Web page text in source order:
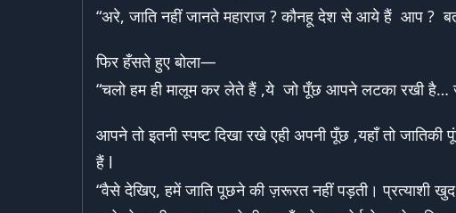
“अरे, जाति नहीं जानते महाराज ? कौनहू देश से आये हैं आप ?
फिर हँसते हुए बोला—
“चलो हम ही मालूम कर लेते हैं ,ये जो पूँछ आपने लटका रखी है…
आपने तो इतनी स्पष्ट दिखा रखे एही अपनी पूँछ ,यहाँ तो
हैं l
“वैसे देखिए, हमें जाति पूछने की ज़रूरत नहीं पड़ती। प्रत्याशी